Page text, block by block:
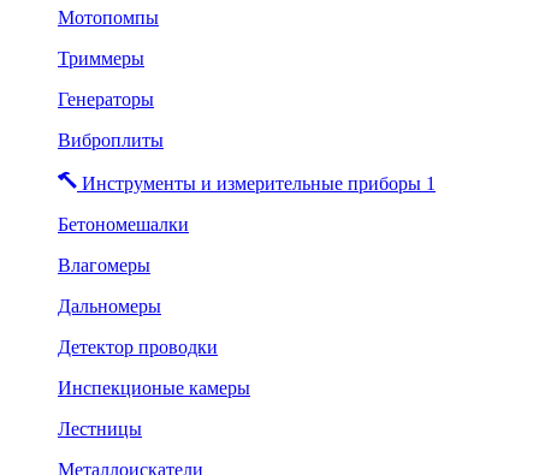
Мотопомпы
Триммеры
Генераторы
Виброплиты
Инструменты и измерительные приборы 1
Бетономешалки
Влагомеры
Дальномеры
Детектор проводки
Инспекционые камеры
Лестницы
Металлоискатели